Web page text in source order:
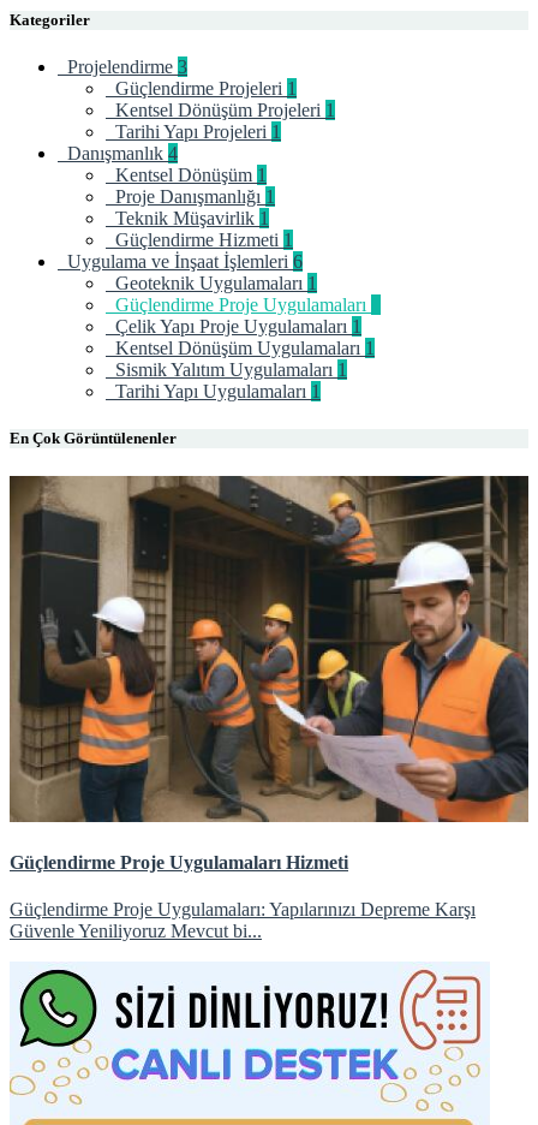
Kategoriler
Projelendirme 3
Güçlendirme Projeleri 1
Kentsel Dönüşüm Projeleri 1
Tarihi Yapı Projeleri 1
Danışmanlık 4
Kentsel Dönüşüm 1
Proje Danışmanlığı 1
Teknik Müşavirlik 1
Güçlendirme Hizmeti 1
Uygulama ve İnşaat İşlemleri 6
Geoteknik Uygulamaları 1
Güçlendirme Proje Uygulamaları
Çelik Yapı Proje Uygulamaları 1
Kentsel Dönüşüm Uygulamaları 1
Sismik Yalıtım Uygulamaları 1
Tarihi Yapı Uygulamaları 1
En Çok Görüntülenenler
Güçlendirme Proje Uygulamaları Hizmeti
Güçlendirme Proje Uygulamaları: Yapılarınızı Depreme Karşı
Güvenle Yeniliyoruz Mevcut bi...